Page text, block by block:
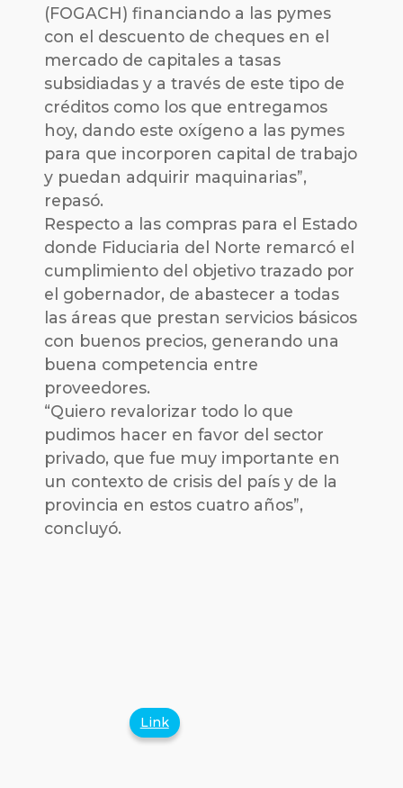
(FOGACH) financiando a las pymes
con el descuento de cheques en el
mercado de capitales a tasas
subsidiadas y a través de este tipo de
créditos como los que entregamos
hoy, dando este oxígeno a las pymes
para que incorporen capital de trabajo
y puedan adquirir maquinarias”,
repasó.
Respecto a las compras para el Estado
donde Fiduciaria del Norte remarcó el
cumplimiento del objetivo trazado por
el gobernador, de abastecer a todas
las áreas que prestan servicios básicos
con buenos precios, generando una
buena competencia entre
proveedores.
“Quiero revalorizar todo lo que
pudimos hacer en favor del sector
privado, que fue muy importante en
un contexto de crisis del país y de la
provincia en estos cuatro años”,
concluyó.
Link